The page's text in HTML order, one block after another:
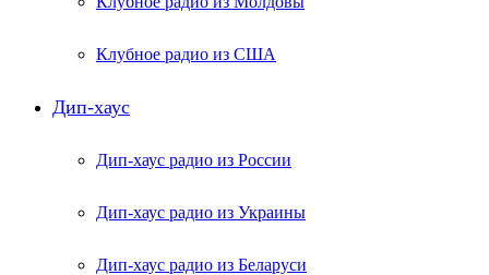
Клубное радио из США
Дип-хаус
Дип-хаус радио из России
Дип-хаус радио из Украины
Дип-хаус радио из Беларуси